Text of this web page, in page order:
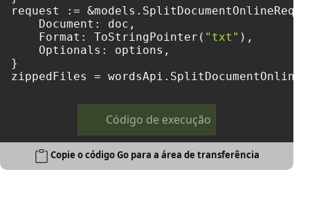
request :=
    Document: doc,
    Format: ToStringPointer(
"txt" ),
    Optionals: options,
}
zippedFiles =
Código de execução
Copie o código Go para a área de transferência